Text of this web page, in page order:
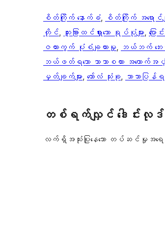
စိတ်ကြိုက် နောက်ခံ, စိတ်ကြိုက် အရောင်မျ
တိုင်, ထူးခြားထင်ရှားသော ရုပ်ပုံများ, ပြေ
ဇယားကွက် ပုံစံချထားမှု, ဘယ်ဘက် ဘေးဘ
ဘယ်ဖတ်ရသော ဘာသာစကား အထောက်အ
မှတ်ချက်များ, ကော်လံ သုံးခု, ဘာသာပ
တစ်ရက်လျှင် ဒေါင်း
လက်ရှိအသုံးပြုနေသော တပ်ဆင်မှုအရ